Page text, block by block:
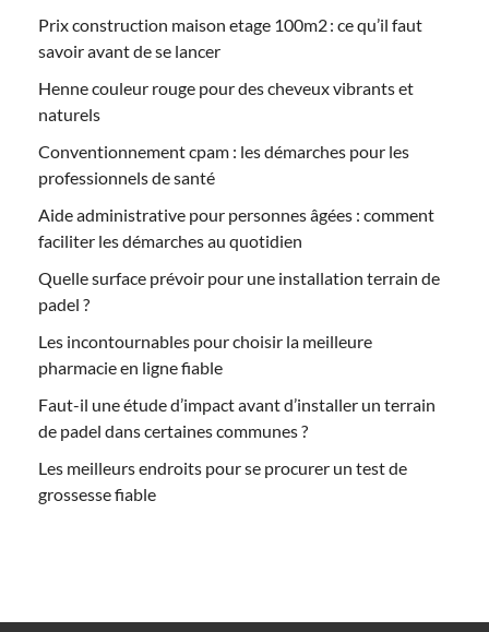
Prix construction maison etage 100m2 : ce qu’il faut
savoir avant de se lancer
Henne couleur rouge pour des cheveux vibrants et
naturels
Conventionnement cpam : les démarches pour les
professionnels de santé
Aide administrative pour personnes âgées : comment
faciliter les démarches au quotidien
Quelle surface prévoir pour une installation terrain de
padel ?
Les incontournables pour choisir la meilleure
pharmacie en ligne fiable
Faut-il une étude d’impact avant d’installer un terrain
de padel dans certaines communes ?
Les meilleurs endroits pour se procurer un test de
grossesse fiable